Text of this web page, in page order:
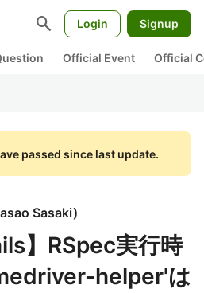
search Login Signup
Official Event Official
passed since last update.
Sasaki)
】RSpec実行時
helper'は